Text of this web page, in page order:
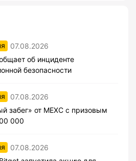
07.08.2026
об инциденте
безопасности
07.08.2026
забег» от MEXC с призовым
000
07.08.2026